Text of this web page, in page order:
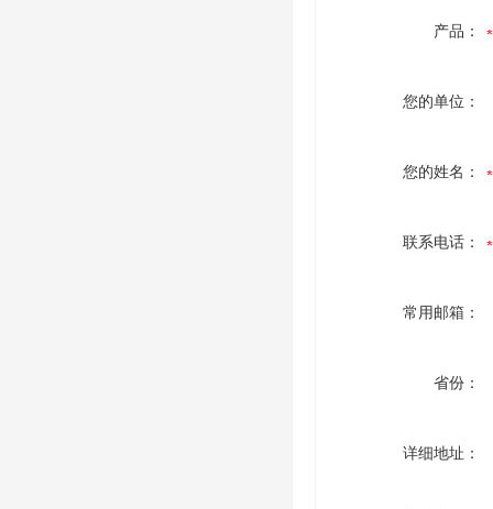
产品：
您的单位：
您的姓名：
联系电话：
常用邮箱：
省份：
详细地址：